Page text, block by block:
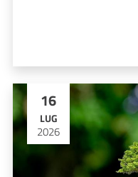
16
LUG
2026